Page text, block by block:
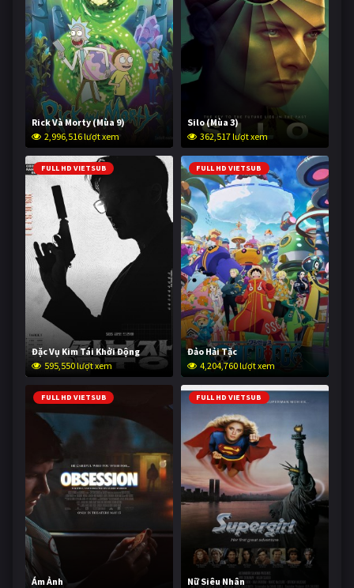
Rick Và Morty (Mùa 9)
2,996,516 lượt xem
Silo (Mùa 3)
362,517 lượt xem
FULL HD VIETSUB
Đặc Vụ Kim Tái Khởi Động
595,550 lượt xem
FULL HD VIETSUB
Đảo Hải Tặc
4,204,760 lượt xem
FULL HD VIETSUB
Ám Ảnh
FULL HD VIETSUB
Nữ Siêu Nhân